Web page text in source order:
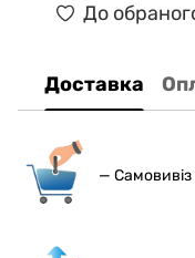
До
Доставка
— С